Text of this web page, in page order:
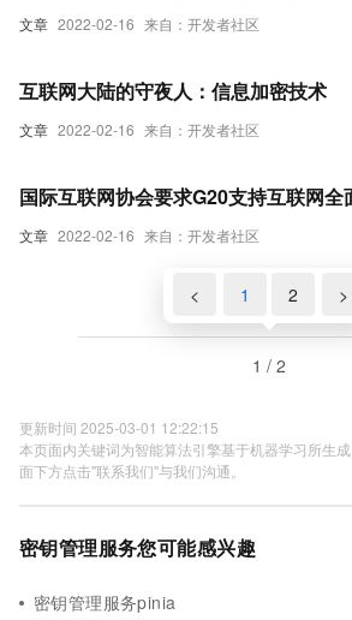
文章 2022-02-16 来自：开发者社区
文章 2022-02-16 来自：开发者社区
互联网大陆的守夜人：信息加密技术
文章 2022-02-16 来自：开发者社区
国际互联网协会要求G20支持互联网全
< 1 2 >
1 / 2
更新时间 2025-03-01 12:22:15
本页面内关键词为智能算法引擎基于机器学习所生
面下方点击"联系我们"与我们沟通。
密钥管理服务您可能感兴趣
密钥管理服务pinia